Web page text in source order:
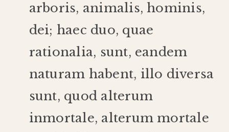
arboris, animalis, hominis,
dei; haec duo, quae
rationalia, sunt, eandem
naturam habent, illo diversa
sunt, quod alterum
inmortale, alterum mortale